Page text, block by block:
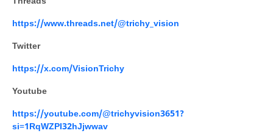
https://www.threads.net/@trichy_vision
Twitter
https://x.com/VisionTrichy
Youtube
https://youtube.com/@trichyvision3651?
si=1RqWZPI32hJjwwav